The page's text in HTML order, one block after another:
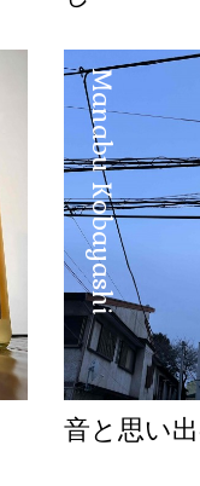
Manabu Kobayashi
音と思い